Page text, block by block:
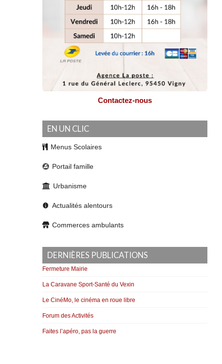
Contactez-nous
EN UN CLIC
Menus Scolaires
Portail famille
Urbanisme
Actualités alentours
Commerces ambulants
DERNIÈRES PUBLICATIONS
Fermeture Mairie
La Caravane Sport-Santé du Vexin
Le CinéMo, le cinéma en roue libre
Forum des Activités
Faites l’apéro, pas la guerre